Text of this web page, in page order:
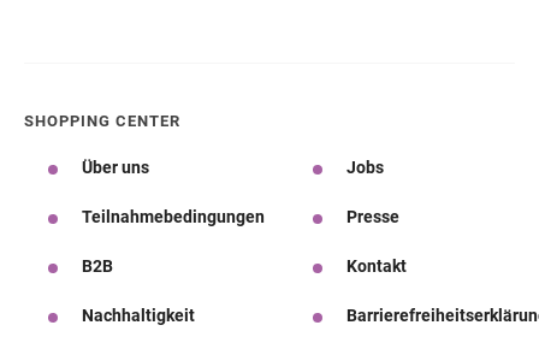
SHOPPING CENTER
Über uns Jobs
Teilnahmebedingungen Presse
B2B Kontakt
Nachhaltigkeit